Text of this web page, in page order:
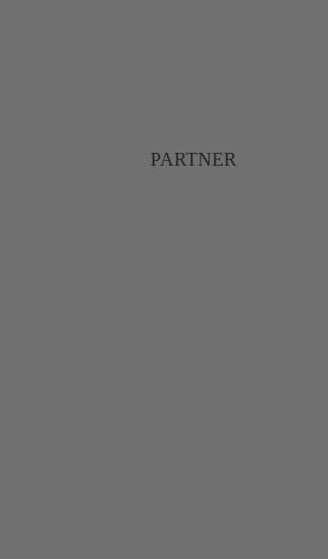
PARTNER